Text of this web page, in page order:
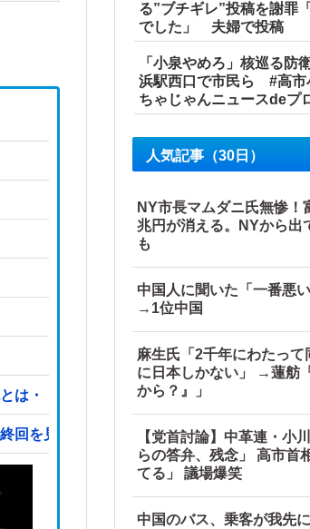
は・・・？【海外の反応】
終回を見ているような気分に……他
る”ブチギレ”投稿を謝罪
でした」 夫婦で投稿
「小泉やめろ」核巡る防
浜駅西口で市民ら #高市
ちゃじゃんニュースdeプ
人気記事（30日）
NY市長マムダニ氏無惨！
兆円が消える。NYから出
も
中国人に聞いた「一番悪
→1位中国
麻生氏「2千年にわたって
に日本しかない」 →蓮舫
から？』」
【党首討論】中革連・小
らの答弁、残念」 高市首
てる」 議場爆笑
中国のバス、乗客が我先